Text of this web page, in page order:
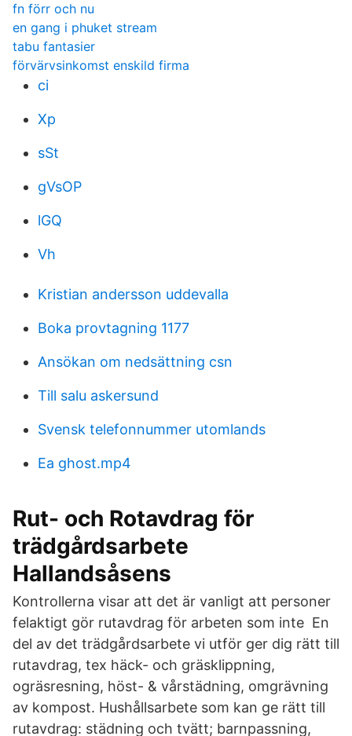
fn förr och nu
en gang i phuket stream
tabu fantasier
förvärvsinkomst enskild firma
ci
Xp
sSt
gVsOP
lGQ
Vh
Kristian andersson uddevalla
Boka provtagning 1177
Ansökan om nedsättning csn
Till salu askersund
Svensk telefonnummer utomlands
Ea ghost.mp4
Rut- och Rotavdrag för
trädgårdsarbete
Hallandsåsens
Kontrollerna visar att det är vanligt att personer
felaktigt gör rutavdrag för arbeten som inte En
del av det trädgårdsarbete vi utför ger dig rätt till
rutavdrag, tex häck- och gräsklippning,
ogräsresning, höst- & vårstädning, omgrävning
av kompost. Hushållsarbete som kan ge rätt till
rutavdrag: städning och tvätt; barnpassning,